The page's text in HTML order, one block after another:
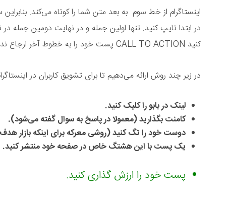
اینستاگرام از خط سوم به بعد متن شما را کوتاه می‌کند.
در ابتدا تایپ کنید. تنها اولین جمله و در نهایت دومین جمله در
کنید CALL TO ACTION پست خود را به خطوط آخر ارجاع ندهید.
در زیر چند روش ارائه می‌دهیم تا برای تشویق کاربران در
لینک در بابو را کلیک کنید.
کامنت بگذارید (معمولا در پاسخ به سوال گفته می‌شود).
دوست خود را تگ کنید (روشی معرکه برای اینکه بازار
یک پست با این هشتگ خاص در صفحه خود منتشر کنید.
پست خود را ارزش گذاری کنید.